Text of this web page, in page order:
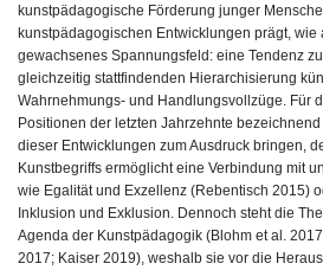
kunstpädagogische Förderung junger
kunstpädagogischen Entwicklungen prägt, wie
gewachsenes Spannungsfeld: eine Tendenz
gleichzeitig stattfindenden Hierarchisierung
Wahrnehmungs- und Handlungsvollzüge. Für
Positionen der letzten Jahrzehnte
dieser Entwicklungen zum Ausdruck bringen,
Kunstbegriffs ermöglicht eine Verbindung mit
wie Egalität und Exzellenz (Rebentisch 2015)
Inklusion und Exklusion. Dennoch steht die
Agenda der Kunstpädagogik (Blohm et al.
2017; Kaiser 2019), weshalb sie vor die